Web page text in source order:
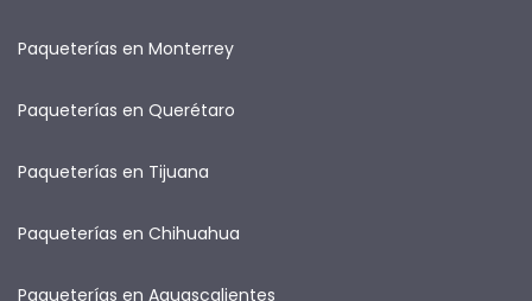
Paqueterías en Monterrey
Paqueterías en Querétaro
Paqueterías en Tijuana
Paqueterías en Chihuahua
Paqueterías en Aguascalientes